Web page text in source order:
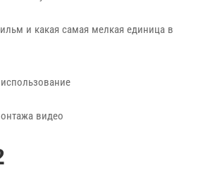
и какая самая мелкая единица в
видео